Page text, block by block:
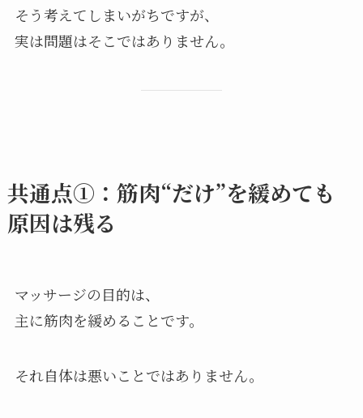
そう考えてしまいがちですが、
実は問題はそこではありません。
共通点①：筋肉“だけ”を緩めても
原因は残る
マッサージの目的は、
主に筋肉を緩めることです。
それ自体は悪いことではありません。